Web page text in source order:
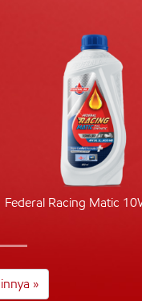
Federal Racing Matic
»